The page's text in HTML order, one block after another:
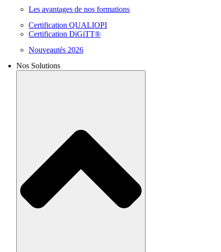
Les avantages de nos formations
Certification QUALIOPI
Certification DiGiTT®
Nouveautés 2026
Nos Solutions